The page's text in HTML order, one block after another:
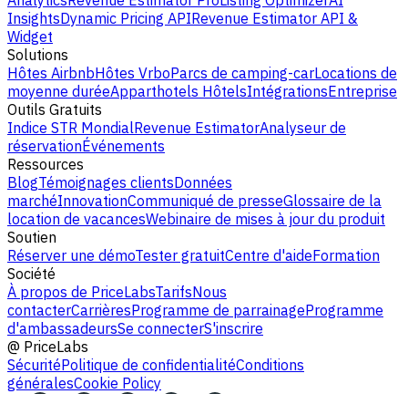
InsightsDynamic Pricing APIRevenue Estimator API &
Widget
Solutions
Hôtes AirbnbHôtes VrboParcs de camping-carLocations de
moyenne duréeApparthotels HôtelsIntégrationsEntreprise
Outils Gratuits
Indice STR MondialRevenue EstimatorAnalyseur de
réservationÉvénements
Ressources
BlogTémoignages clientsDonnées
marchéInnovationCommuniqué de presseGlossaire de la
location de vacancesWebinaire de mises à jour du produit
Soutien
Réserver une démoTester gratuitCentre d'aideFormation
Société
À propos de PriceLabsTarifsNous
contacterCarrièresProgramme de parrainageProgramme
d'ambassadeursSe connecterS'inscrire
@ PriceLabs
SécuritéPolitique de confidentialitéConditions
généralesCookie Policy